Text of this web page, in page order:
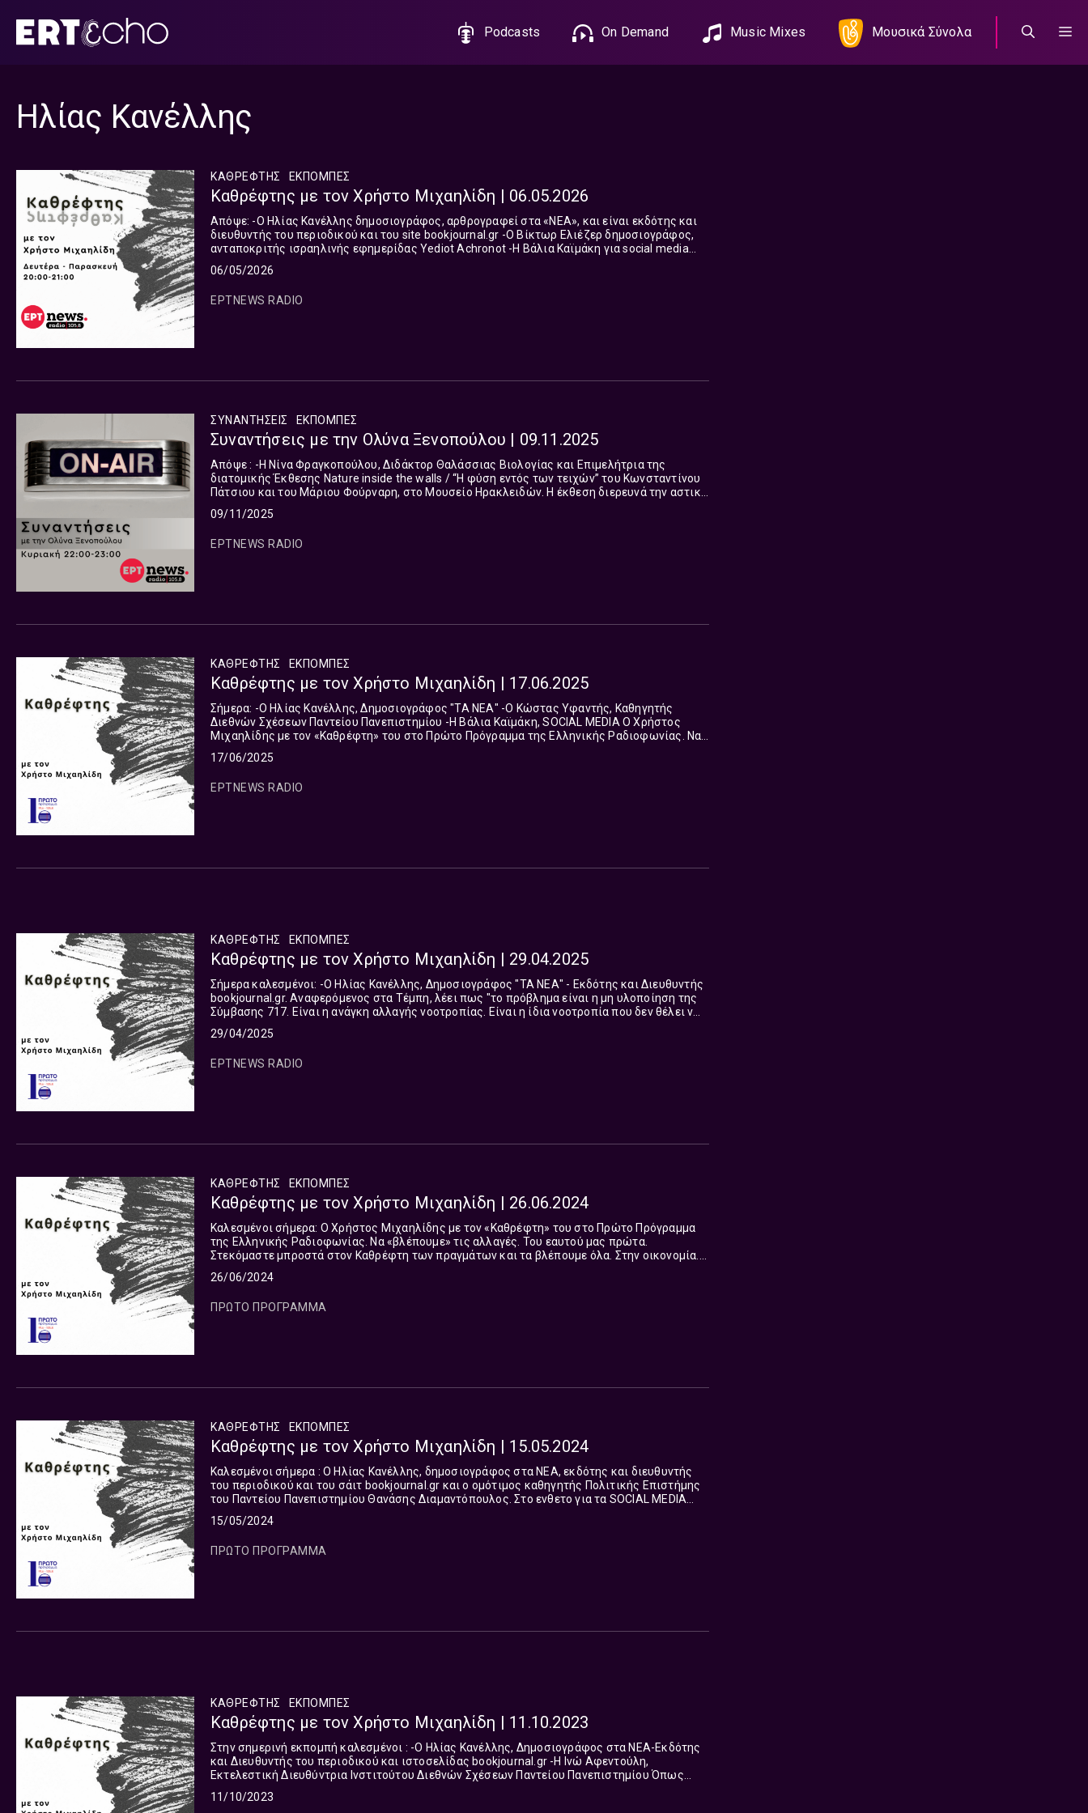
περιεχόμενο
Podcasts On Demand Music Mixes Μουσικά Σύνολα
Ηλίας Κανέλλης
ΚΑΘΡΕΦΤΗΣ ΕΚΠΟΜΠΈΣ
Καθρέφτης με τον Χρήστο Μιχαηλίδη | 06.05.2026
Απόψε: -Ο Ηλίας Κανέλλης δημοσιογράφος, αρθρογραφεί στα «ΝΕΑ», και είναι εκδότης και
διευθυντής του περιοδικού και του site bookjournal.gr -Ο Βίκτωρ Ελιέζερ δημοσιογράφος,
ανταποκριτής ισραηλινής εφημερίδας Yediot Achronot -Η Βάλια Καϊμάκη για social media
πραγμάτων. H σημερινή σκέψη έχει τον μονολεκτικό τίτλο «Βαρέθηκα»! Ο Χρήστος
πρώτα. Στεκόμαστε μπροστά στον Καθρέφτη των πραγμάτων και τα βλέπουμε όλα. Στην
06/05/2026
ΕΡΤNEWS RADIO
ΣΥΝΑΝΤΗΣΕΙΣ ΕΚΠΟΜΠΈΣ
Συναντήσεις με την Ολύνα Ξενοπούλου | 09.11.2025
Απόψε : -H Νίνα Φραγκοπούλου, Διδάκτορ Θαλάσσιας Βιολογίας και Επιμελήτρια της
διατομικής Έκθεσης Nature inside the walls / “Η φύση εντός των τειχών” του Κωνσταντίνου
Πάτσιου και του Μάριου Φούρναρη, στο Μουσείο Ηρακλειδών. Η έκθεση διερευνά την αστική
09/11/2025
ΕΡΤNEWS RADIO
ΚΑΘΡΕΦΤΗΣ ΕΚΠΟΜΠΈΣ
Καθρέφτης με τον Χρήστο Μιχαηλίδη | 17.06.2025
Σήμερα: -O Ηλίας Κανέλλης, Δημοσιογράφος "ΤΑ ΝΕΑ" -O Κώστας Υφαντής, Kαθηγητής
Διεθνών Σχέσεων Παντείου Πανεπιστημίου -Η Βάλια Καϊμάκη, SOCIAL MEDIA Ο Χρήστος
Μιχαηλίδης με τον «Καθρέφτη» του στο Πρώτο Πρόγραμμα της Ελληνικής Ραδιοφωνίας. Να
17/06/2025
ΕΡΤNEWS RADIO
ΚΑΘΡΕΦΤΗΣ ΕΚΠΟΜΠΈΣ
Καθρέφτης με τον Χρήστο Μιχαηλίδη | 29.04.2025
Σήμερα καλεσμένοι: -Ο Ηλίας Κανέλλης, Δημοσιογράφος "ΤΑ ΝΕΑ" - Εκδότης και Διευθυντής
bookjournal.gr. Αναφερόμενος στα Τέμπη, λέει πως "το πρόβλημα είναι η μη υλοποίηση της
Σύμβασης 717. Είναι η ανάγκη αλλαγής νοοτροπίας. Είναι η ίδια νοοτροπία που δεν θέλει ν
29/04/2025
ΕΡΤNEWS RADIO
ΚΑΘΡΕΦΤΗΣ ΕΚΠΟΜΠΈΣ
Καθρέφτης με τον Χρήστο Μιχαηλίδη | 26.06.2024
Καλεσμένοι σήμερα: Ο Χρήστος Μιχαηλίδης με τον «Καθρέφτη» του στο Πρώτο Πρόγραμμα
της Ελληνικής Ραδιοφωνίας. Να «βλέπουμε» τις αλλαγές. Του εαυτού μας πρώτα.
Στεκόμαστε μπροστά στον Καθρέφτη των πραγμάτων και τα βλέπουμε όλα. Στην οικονομία.
με Παρασκευή.
26/06/2024
ΠΡΩΤΟ ΠΡΟΓΡΑΜΜΑ
ΚΑΘΡΕΦΤΗΣ ΕΚΠΟΜΠΈΣ
Καθρέφτης με τον Χρήστο Μιχαηλίδη | 15.05.2024
Καλεσμένοι σήμερα : Ο Ηλίας Κανέλλης, δημοσιογράφος στα ΝΕΑ, εκδότης και διευθυντής
του περιοδικού και του σάιτ bookjournal.gr και ο ομότιμος καθηγητής Πολιτικής Επιστήμης
του Παντείου Πανεπιστημίου Θανάσης Διαμαντόπουλος. Στο ενθετο για τα SOCIAL MEDIA
Ελληνικής Ραδιοφωνίας. Να «βλέπουμε» τις αλλαγές. Του εαυτού μας πρώτα. Στεκόμαστε
Στο διεθνές περιβάλλον. Στην καθημερινότητά μας. 9 με 10, κάθε πρωί Δευτέρα με
15/05/2024
ΠΡΩΤΟ ΠΡΟΓΡΑΜΜΑ
ΚΑΘΡΕΦΤΗΣ ΕΚΠΟΜΠΈΣ
Καθρέφτης με τον Χρήστο Μιχαηλίδη | 11.10.2023
Στην σημερινή εκπομπή καλεσμένοι : -Ο Ηλίας Κανέλλης, Δημοσιογράφος στα ΝΕΑ-Εκδότης
και Διευθυντής του περιοδικού και ιστοσελίδας bookjournal.gr -Η Ινώ Αφεντούλη,
Εκτελεστική Διευθύντρια Ινστιτούτου Διεθνών Σχέσεων Παντείου Πανεπιστημίου Όπως
11/10/2023